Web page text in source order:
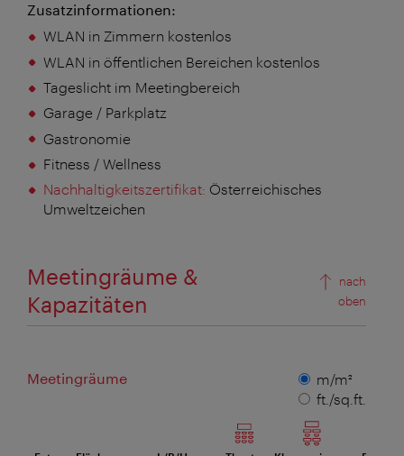
Zusatzinformationen:
WLAN in Zimmern kostenlos
WLAN in öffentlichen Bereichen kostenlos
Tageslicht im Meetingbereich
Garage / Parkplatz
Gastronomie
Fitness / Wellness
Nachhaltigkeitszertifikat: Österreichisches
Umweltzeichen
Meetingräume &
Kapazitäten
nach
oben
Maßeinheit
m/m²
ft./sq.ft.
Meetingräume